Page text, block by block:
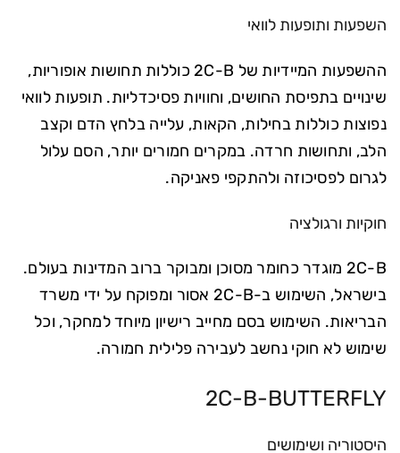
השפעות ותופעות לוואי
ההשפעות המיידיות של 2C-B כוללות תחושות אופוריות,
שינויים בתפיסת החושים, וחוויות פסיכדליות. תופעות לוואי
נפוצות כוללות בחילות, הקאות, עלייה בלחץ הדם וקצב
הלב, ותחושות חרדה. במקרים חמורים יותר, הסם עלול
לגרום לפסיכוזה ולהתקפי פאניקה.
חוקיות ורגולציה
2C-B מוגדר כחומר מסוכן ומבוקר ברוב המדינות בעולם.
בישראל, השימוש ב-2C-B אסור ומפוקח על ידי משרד
הבריאות. השימוש בסם מחייב רישיון מיוחד למחקר, וכל
שימוש לא חוקי נחשב לעבירה פלילית חמורה.
2C-B-BUTTERFLY
היסטוריה ושימושים